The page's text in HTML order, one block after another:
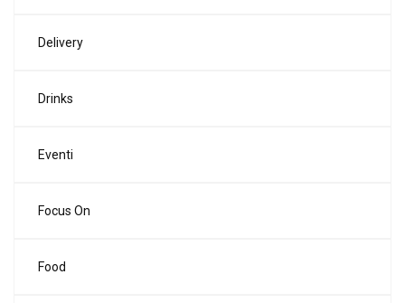
Delivery
Drinks
Eventi
Focus On
Food